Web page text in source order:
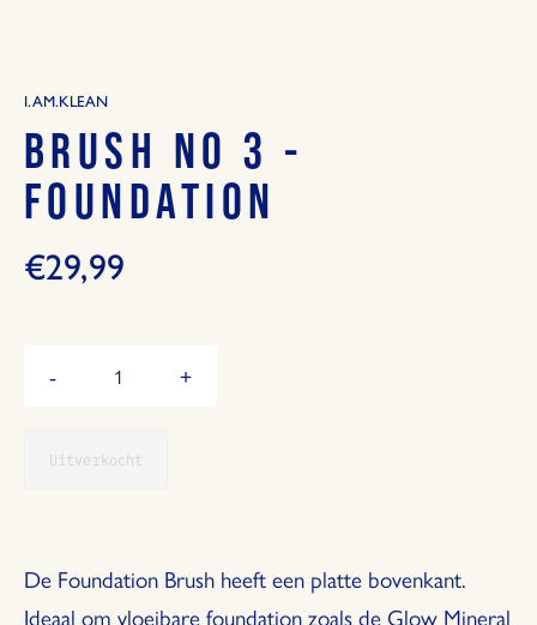
I.AM.KLEAN
BRUSH NO 3 -
FOUNDATION
€29,99
-
met
+
Uitverkocht
De Foundation Brush heeft een platte bovenkant.
Ideaal om vloeibare foundation zoals de Glow Mineral